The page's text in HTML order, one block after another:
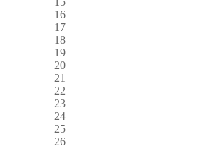
16
17
18
19
20
21
22
23
24
25
26